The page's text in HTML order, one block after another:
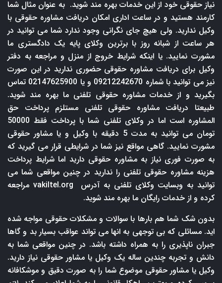
نیاز حقوقی خود از این خدمات بهره مند شوید. به عنوان مثال شما
کارمند هستید و در ساعت اداری امکان دریافت مشاوره حقوقی با
وکیل ندارید. ولی هیچ جای نگرانی وجود ندارد شما می توانید در
هر ساعت از شبانه روز با برترین وکلای پایه یک دادگستری ما
مشورت نمایید. یا اینکه شرایط خروج از منزل و مراجعه به دفتر
وکیل برای دریافت مشاوره حقوقی حضوری ندارید در این صورت
نیز می توانید با شماره 09212242670 و یا 02147625900 تماس
بگیرید و از خدمات مشاوره حقوقی تلفنی ما بهره مند شوید.
طبیعتا دریافت مشاوره حقوقی تلفنی مستلزم پرداخت حق
المشاوره است اما در وکلای تلفنی شما با پرداخت فقط 50000
تومان می توانید به مدت 5 دقیقه با وکیل و یا مشاور حقوقی
مشورت نمایید. گاهی مواقع نیز شما در شرایطی قرار می گیرید که
به صورت فوری نیاز به مشاوره حقوقی دارید اما شرایط پرداخت
هزینه مشاوره حقوقی تلفنی را ندارید در چنین مواقعی شما می
توانید به وبسایت وکلای تلفنی به آدرس
vakiltel.org مراجعه
کرده و از خدمات رایگان ما بهره مند شوید.
بدون شک شما هم بارها با سوالات و مشکلات حقوقی مواجه شده
اید. مسائلی که بی توجهی به انها می تواند عواقب بسیار بد و گاها
جبران ناپذیری را به همراه داشته باشد. در چنین مواقعی شما به
دانش و تجربه چندین ساله یک وکیل یا مشاور حقوقی نیاز دارید.
وکیل یا مشاور حقوقی موضوع شما را به صورت دقیق و موشکافانه